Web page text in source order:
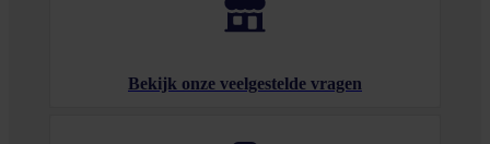
Bekijk onze veelgestelde vragen